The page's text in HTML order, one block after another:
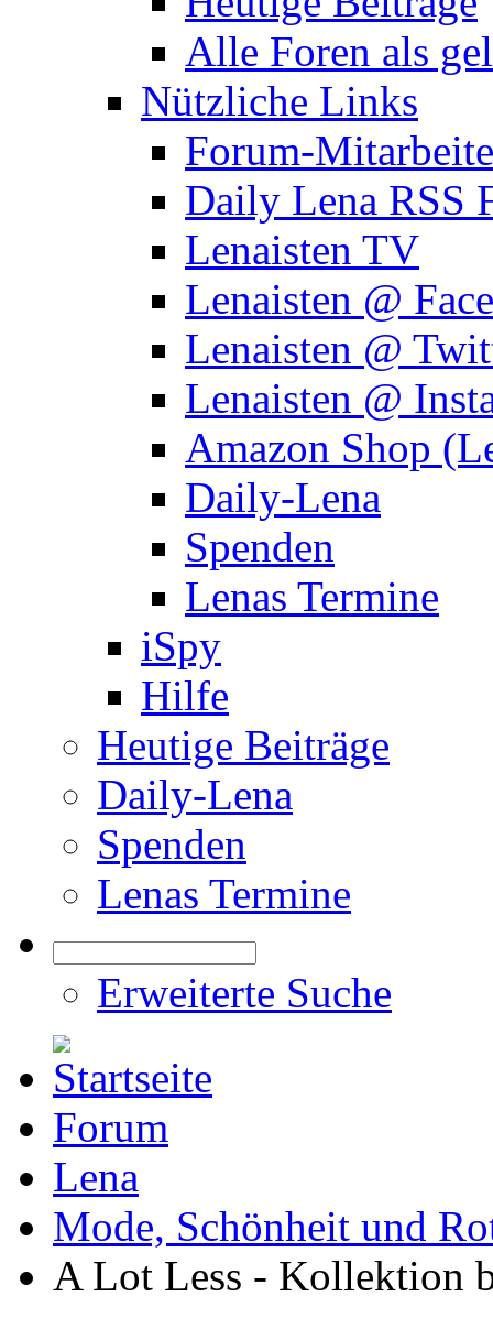
Alle Foren als
Nützliche Links
Forum-
Daily Lena RSS
Lenaisten TV
Lenaisten @
Lenaisten @
Lenaisten @
Amazon Shop
Daily-Lena
Spenden
Lenas Termine
iSpy
Hilfe
Heutige Beiträge
Daily-Lena
Spenden
Lenas Termine
Erweiterte Suche
Forum
Lena
Mode, Schönheit und
A Lot Less - Kollektion